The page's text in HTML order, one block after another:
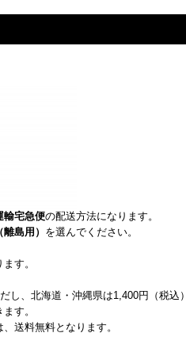
輸宅急便の配送方法になります。
島用） を選んでください。
す。
し、北海道・沖縄県は1,400円（税込
す。
送料無料となります。